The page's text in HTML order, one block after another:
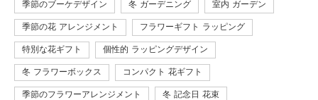
季節のブーケデザイン 冬 ガーデニング 室内 ガーデン
季節の花 アレンジメント フラワーギフト ラッピング
特別な花ギフト 個性的 ラッピングデザイン
冬 フラワーボックス コンパクト 花ギフト
季節のフラワーアレンジメント 冬 記念日 花束